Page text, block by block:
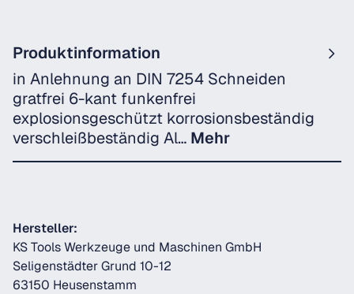
Produktinformation
in Anlehnung an DIN 7254 Schneiden
gratfrei 6-kant funkenfrei
explosionsgeschützt korrosionsbeständig
verschleißbeständig Al… Mehr
Hersteller:
KS Tools Werkzeuge und Maschinen GmbH
Seligenstädter Grund 10-12
63150 Heusenstamm